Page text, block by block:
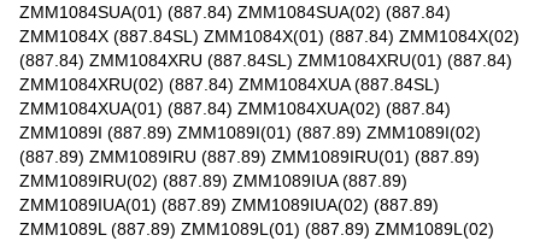
ZMM1084SUA(01) (887.84) ZMM1084SUA(02) (887.84)
ZMM1084X (887.84SL) ZMM1084X(01) (887.84) ZMM1084X(02)
(887.84) ZMM1084XRU (887.84SL) ZMM1084XRU(01) (887.84)
ZMM1084XRU(02) (887.84) ZMM1084XUA (887.84SL)
ZMM1084XUA(01) (887.84) ZMM1084XUA(02) (887.84)
ZMM1089I (887.89) ZMM1089I(01) (887.89) ZMM1089I(02)
(887.89) ZMM1089IRU (887.89) ZMM1089IRU(01) (887.89)
ZMM1089IRU(02) (887.89) ZMM1089IUA (887.89)
ZMM1089IUA(01) (887.89) ZMM1089IUA(02) (887.89)
ZMM1089L (887.89) ZMM1089L(01) (887.89) ZMM1089L(02)